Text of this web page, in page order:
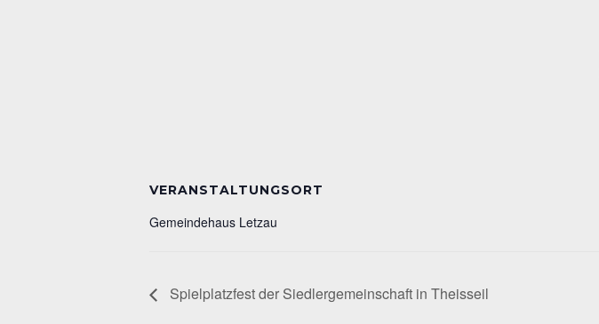
VERANSTALTUNGSORT
Gemeindehaus Letzau
Spielplatzfest der Siedlergemeinschaft in Theisseil